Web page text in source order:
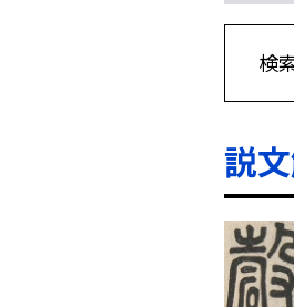
検
説